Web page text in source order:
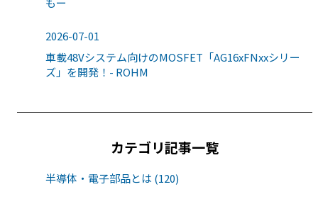
2026-07-01
車載48Vシステム向けのMOSFET「AG16xFNxxシリー
ズ」を開発！- ROHM
カテゴリ記事一覧
半導体・電子部品とは (120)